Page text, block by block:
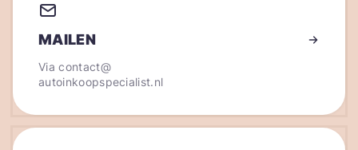
MAILEN
Viacontact@
autoinkoopspecialist.nl